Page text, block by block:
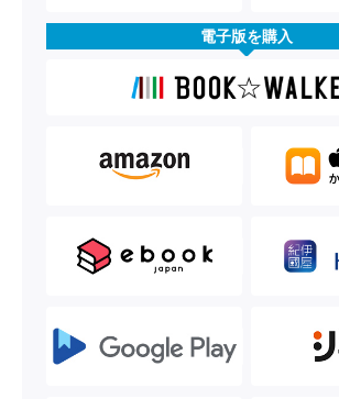
電子版を購入